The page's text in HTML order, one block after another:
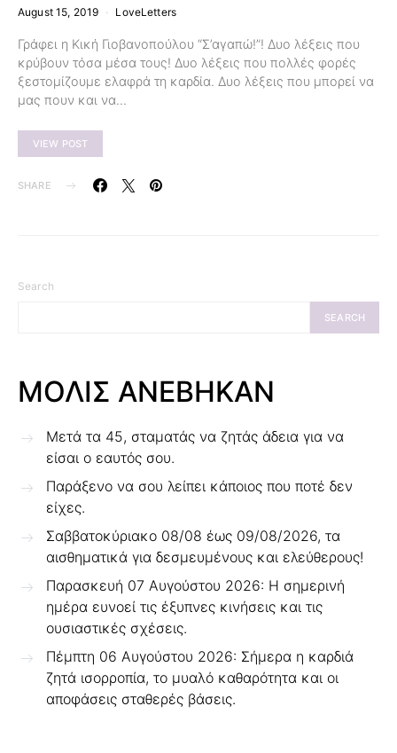
August 15, 2019 LoveLetters
Γράφει η Κική Γιοβανοπούλου “Σ’αγαπώ!”! Δυο λέξεις που
κρύβουν τόσα μέσα τους! Δυο λέξεις που πολλές φορές
ξεστομίζουμε ελαφρά τη καρδία. Δυο λέξεις που μπορεί να
μας πουν και να…
VIEW POST
SHARE
Search
SEARCH
ΜΟΛΙΣ ΑΝΕΒΗΚΑΝ
Μετά τα 45, σταματάς να ζητάς άδεια για να
είσαι ο εαυτός σου.
Παράξενο να σου λείπει κάποιος που ποτέ δεν
είχες.
Σαββατοκύριακο 08/08 έως 09/08/2026, τα
αισθηματικά για δεσμευμένους και ελεύθερους!
Παρασκευή 07 Αυγούστου 2026: Η σημερινή
ημέρα ευνοεί τις έξυπνες κινήσεις και τις
ουσιαστικές σχέσεις.
Πέμπτη 06 Αυγούστου 2026: Σήμερα η καρδιά
ζητά ισορροπία, το μυαλό καθαρότητα και οι
αποφάσεις σταθερές βάσεις.